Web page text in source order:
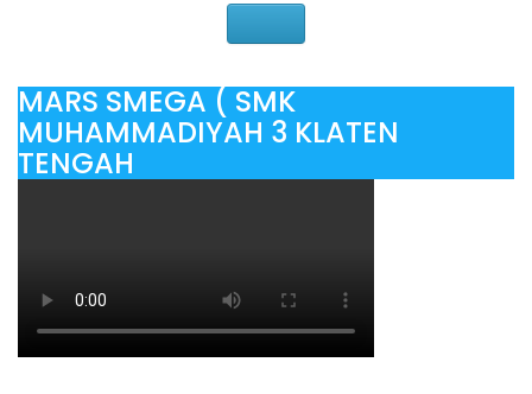
MARS SMEGA ( SMK
MUHAMMADIYAH 3 KLATEN
TENGAH